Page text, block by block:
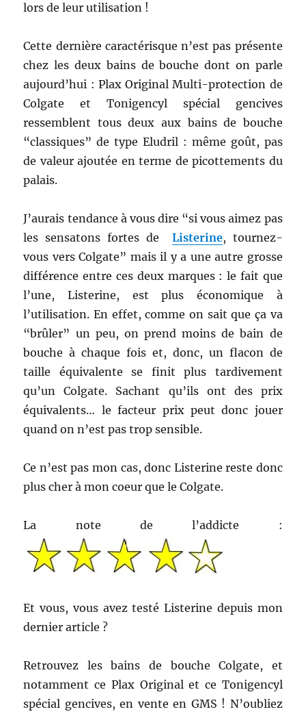
lors de leur utilisation !
Cette dernière caractérisque n’est pas présente
chez les deux bains de bouche dont on parle
aujourd’hui : Plax Original Multi-protection de
Colgate et Tonigencyl spécial gencives
ressemblent tous deux aux bains de bouche
“classiques” de type Eludril : même goût, pas
de valeur ajoutée en terme de picottements du
palais.
J’aurais tendance à vous dire “si vous aimez pas
les sensatons fortes de
Listerine, tournez-
vous vers Colgate” mais il y a une autre grosse
différence entre ces deux marques : le fait que
l’une, Listerine, est plus économique à
l’utilisation. En effet, comme on sait que ça va
“brûler” un peu, on prend moins de bain de
bouche à chaque fois et, donc, un flacon de
taille équivalente se finit plus tardivement
qu’un Colgate. Sachant qu’ils ont des prix
équivalents… le facteur prix peut donc jouer
quand on n’est pas trop sensible.
Ce n’est pas mon cas, donc Listerine reste donc
plus cher à mon coeur que le Colgate.
La note de l’addicte :
Et vous, vous avez testé Listerine depuis mon
dernier article ?
Retrouvez les bains de bouche Colgate, et
notamment ce Plax Original et ce Tonigencyl
spécial gencives, en vente en GMS ! N’oubliez